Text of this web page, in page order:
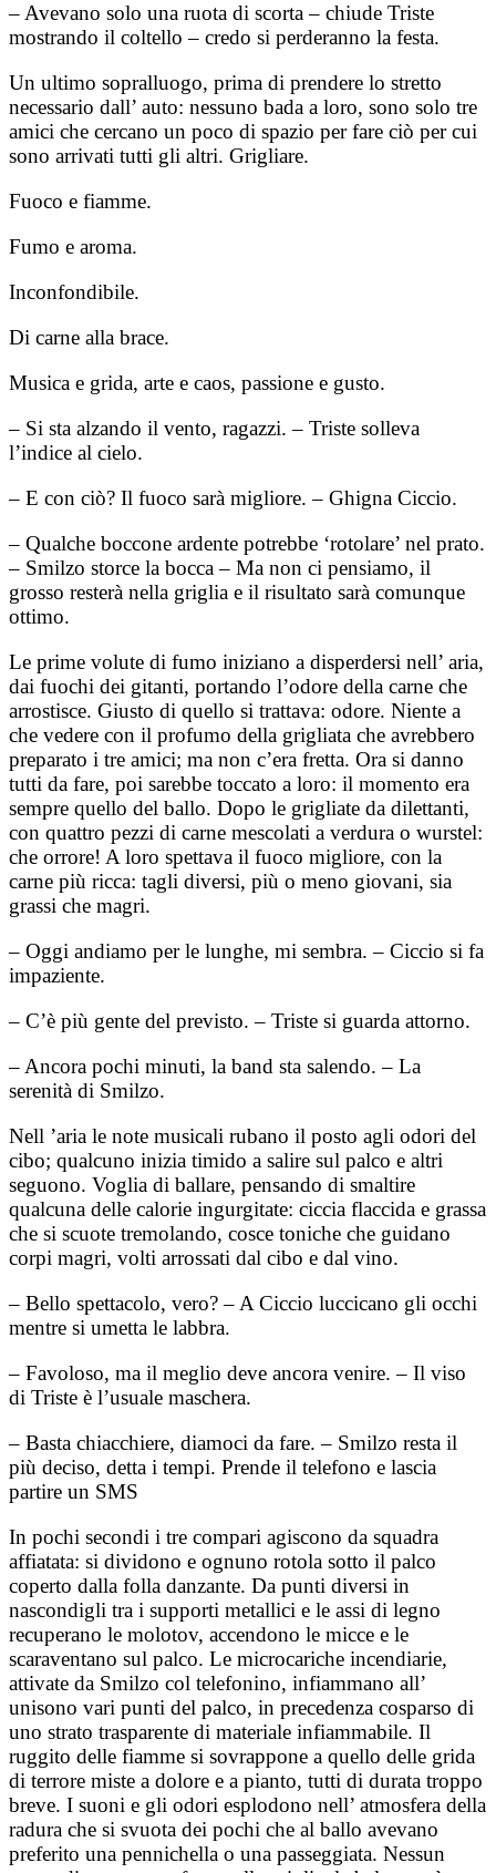
– Avevano solo una ruota di scorta – chiude Triste
mostrando il coltello – credo si perderanno la festa.
Un ultimo sopralluogo, prima di prendere lo stretto
necessario dall’ auto: nessuno bada a loro, sono solo tre
amici che cercano un poco di spazio per fare ciò per cui
sono arrivati tutti gli altri. Grigliare.
Fuoco e fiamme.
Fumo e aroma.
Inconfondibile.
Di carne alla brace.
Musica e grida, arte e caos, passione e gusto.
– Si sta alzando il vento, ragazzi. – Triste solleva
l’indice al cielo.
– E con ciò? Il fuoco sarà migliore. – Ghigna Ciccio.
– Qualche boccone ardente potrebbe ‘rotolare’ nel prato.
– Smilzo storce la bocca – Ma non ci pensiamo, il
grosso resterà nella griglia e il risultato sarà comunque
ottimo.
Le prime volute di fumo iniziano a disperdersi nell’ aria,
dai fuochi dei gitanti, portando l’odore della carne che
arrostisce. Giusto di quello si trattava: odore. Niente a
che vedere con il profumo della grigliata che avrebbero
preparato i tre amici; ma non c’era fretta. Ora si danno
tutti da fare, poi sarebbe toccato a loro: il momento era
sempre quello del ballo. Dopo le grigliate da dilettanti,
con quattro pezzi di carne mescolati a verdura o wurstel:
che orrore! A loro spettava il fuoco migliore, con la
carne più ricca: tagli diversi, più o meno giovani, sia
grassi che magri.
– Oggi andiamo per le lunghe, mi sembra. – Ciccio si fa
impaziente.
– C’è più gente del previsto. – Triste si guarda attorno.
– Ancora pochi minuti, la band sta salendo. – La
serenità di Smilzo.
Nell ’aria le note musicali rubano il posto agli odori del
cibo; qualcuno inizia timido a salire sul palco e altri
seguono. Voglia di ballare, pensando di smaltire
qualcuna delle calorie ingurgitate: ciccia flaccida e grassa
che si scuote tremolando, cosce toniche che guidano
corpi magri, volti arrossati dal cibo e dal vino.
– Bello spettacolo, vero? – A Ciccio luccicano gli occhi
mentre si umetta le labbra.
– Favoloso, ma il meglio deve ancora venire. – Il viso
di Triste è l’usuale maschera.
– Basta chiacchiere, diamoci da fare. – Smilzo resta il
più deciso, detta i tempi. Prende il telefono e lascia
partire un SMS
In pochi secondi i tre compari agiscono da squadra
affiatata: si dividono e ognuno rotola sotto il palco
coperto dalla folla danzante. Da punti diversi in
nascondigli tra i supporti metallici e le assi di legno
recuperano le molotov, accendono le micce e le
scaraventano sul palco. Le microcariche incendiarie,
attivate da Smilzo col telefonino, infiammano all’
unisono vari punti del palco, in precedenza cosparso di
uno strato trasparente di materiale infiammabile. Il
ruggito delle fiamme si sovrappone a quello delle grida
di terrore miste a dolore e a pianto, tutti di durata troppo
breve. I suoni e gli odori esplodono nell’ atmosfera della
radura che si svuota dei pochi che al ballo avevano
preferito una pennichella o una passeggiata. Nessun